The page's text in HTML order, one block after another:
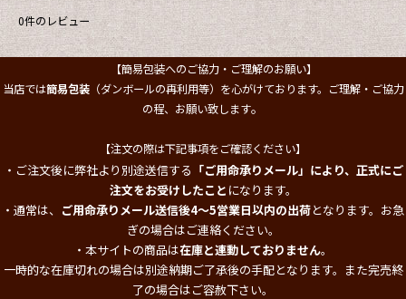
0件のレビュー
【簡易包装へのご協力・ご理解のお願い】
当店では簡易包装（ダンボールの再利用等）を心がけております。ご理解・ご協力
の程、お願い致します。
【注文の際は下記事項をご確認ください】
・ご注文後に弊社より別途送信する 「ご用命承りメール」により、正式にご
注文をお受けしたこと になります。
・通常は、 ご用命承りメール送信後4～5営業日以内の出荷となります。お急
ぎの場合はご連絡ください。
・本サイトの商品は在庫と連動しておりません。
一時的な在庫切れの場合は別途納期ご了承後の手配となります。また完売終
了の場合はご容赦下さい。